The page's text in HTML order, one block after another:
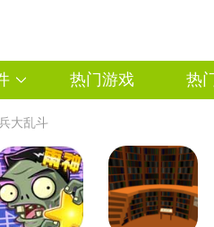
热门游戏 热
大乱斗